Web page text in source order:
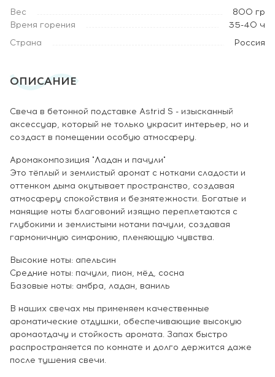
Вес
800 гр
Время горения
35-40 ч
Страна
Россия
ОПИСАНИЕ
Свеча в бетонной подставке Astrid S - изысканный
аксессуар, который не только украсит интерьер, но и
создаст в помещении особую атмосферу.
Аромакомпозиция "Ладан и пачули"
Это тёплый и землистый аромат с нотками сладости и
оттенком дыма окутывает пространство, создавая
атмосферу спокойствия и безмятежности. Богатые и
манящие ноты благовоний изящно переплетаются с
глубокими и землистыми нотами пачули, создавая
гармоничную симфонию, пленяющую чувства.
Высокие ноты: апельсин
Средние ноты: пачули, пион, мёд, сосна
Базовые ноты: амбра, ладан, ваниль
В наших свечах мы применяем качественные
ароматические отдушки, обеспечивающие высокую
аромаотдачу и стойкость аромата. Запах быстро
распространяется по комнате и долго держится даже
после тушения свечи.